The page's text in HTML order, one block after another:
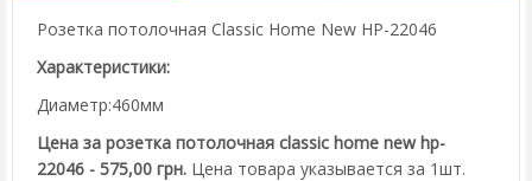
Розетка потолочная Classic Home New HP-22046
Характеристики:
Диаметр:460мм
Цена за розетка потолочная classic home new hp-
22046 - 575,00 грн. Цена товара указывается за 1шт.